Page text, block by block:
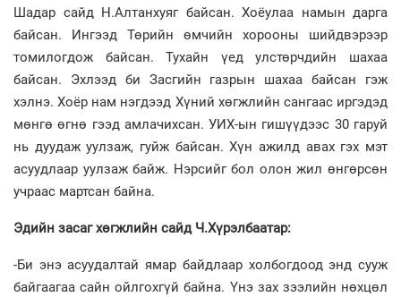
Шадар сайд Н.Алтанхуяг байсан. Хоёулаа намын дарга
байсан. Ингээд Төрийн өмчийн хорооны шийдвэрээр
томилогдож байсан. Тухайн үед улстөрчдийн шахаа
байсан. Эхлээд би Засгийн газрын шахаа байсан гэж
хэлнэ. Хоёр нам нэгдээд Хүний хөгжлийн сангаас иргэдэд
мөнгө өгнө гээд амлачихсан. УИХ-ын гишүүдээс 30 гаруй
нь дуудаж уулзаж, гуйж байсан. Хүн ажилд авах гэх мэт
асуудлаар уулзаж байж. Нэрсийг бол олон жил өнгөрсөн
учраас мартсан байна.
Эдийн засаг хөгжлийн сайд Ч.Хүрэлбаатар:
-Би энэ асуудалтай ямар байдлаар холбогдоод энд сууж
байгаагаа сайн ойлгохгүй байна. Үнэ зах зээлийн нөхцөл